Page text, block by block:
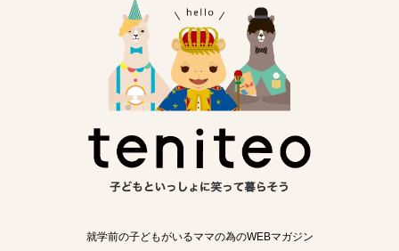
就学前の子どもがいるママの為のWEBマガジン